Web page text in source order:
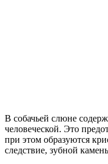
В собачьей слюне
человеческой. Это
при этом образуются
следствие, зубной